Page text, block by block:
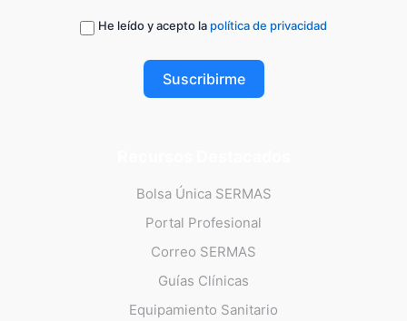
He leído y acepto la política de privacidad
Suscribirme
Bolsa Única SERMAS
Portal Profesional
Correo SERMAS
Guías Clínicas
Equipamiento Sanitario